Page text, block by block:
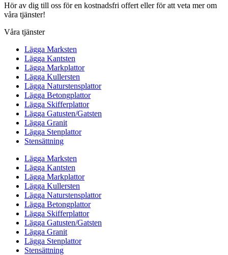
Hör av dig till oss för en kostnadsfri offert eller för att veta mer om
våra tjänster!
Våra tjänster
Lägga Marksten
Lägga Kantsten
Lägga Markplattor
Lägga Kullersten
Lägga Naturstensplattor
Lägga Betongplattor
Lägga Skifferplattor
Lägga Gatusten/Gatsten
Lägga Granit
Lägga Stenplattor
Stensättning
Lägga Marksten
Lägga Kantsten
Lägga Markplattor
Lägga Kullersten
Lägga Naturstensplattor
Lägga Betongplattor
Lägga Skifferplattor
Lägga Gatusten/Gatsten
Lägga Granit
Lägga Stenplattor
Stensättning